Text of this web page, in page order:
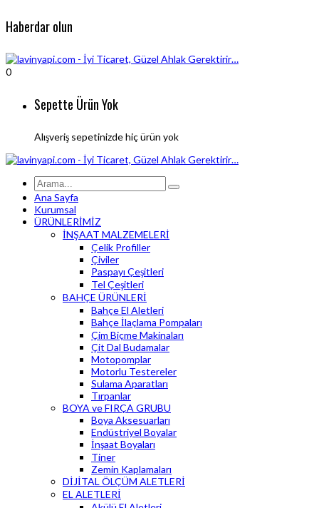
Haberdar olun
0
Sepette Ürün Yok
Alışveriş sepetinizde hiç ürün yok
Ana Sayfa
Kurumsal
ÜRÜNLERİMİZ
İNŞAAT MALZEMELERİ
Çelik Profiller
Çiviler
Paspayı Çeşitleri
Tel Çeşitleri
BAHÇE ÜRÜNLERİ
Bahçe El Aletleri
Bahçe İlaçlama Pompaları
Çim Biçme Makinaları
Çit Dal Budamalar
Motopomplar
Motorlu Testereler
Sulama Aparatları
Tırpanlar
BOYA ve FIRÇA GRUBU
Boya Aksesuarları
Endüstriyel Boyalar
İnşaat Boyaları
Tiner
Zemin Kaplamaları
DİJİTAL ÖLÇÜM ALETLERİ
EL ALETLERİ